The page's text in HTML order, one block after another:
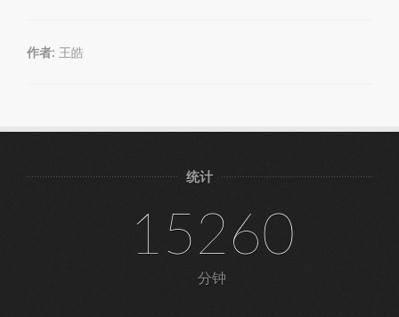
作者: 王皓
统计
15260
分钟